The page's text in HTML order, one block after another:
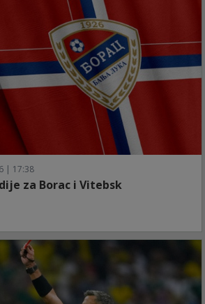
| 17:38
za Borac i Vitebsk